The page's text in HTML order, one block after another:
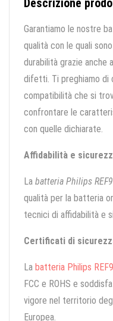
Descrizione
Garantiamo le nostre
qualità con le quali
durabilità grazie anche
difetti. Ti preghiamo di
compatibilità che si
confrontare le
con quelle dichiarate.
Affidabilità e
La batteria Philips
qualità per la batteria
tecnici di affidabilità e
Certificati di
La batteria Philips
FCC e ROHS e
vigore nel territorio
Europea.